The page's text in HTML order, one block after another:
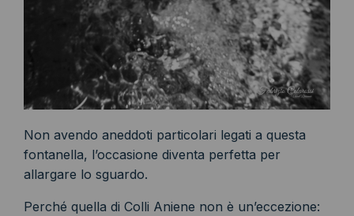
Non avendo aneddoti particolari legati a questa
fontanella, l’occasione diventa perfetta per
allargare lo sguardo.
Perché quella di Colli Aniene non è un’eccezione: